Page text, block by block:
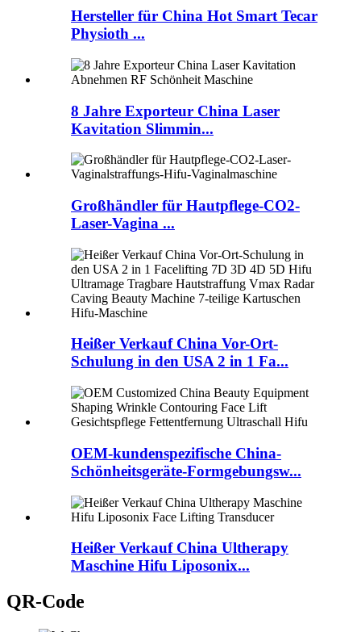
Hersteller für China Hot Smart Tecar
Physioth ...
8 Jahre Exporteur China Laser
Kavitation Slimmin...
Großhändler für Hautpflege-CO2-
Laser-Vagina ...
Heißer Verkauf China Vor-Ort-
Schulung in den USA 2 in 1 Fa...
OEM-kundenspezifische China-
Schönheitsgeräte-Formgebungsw...
Heißer Verkauf China Ultherapy
Maschine Hifu Liposonix...
QR-Code